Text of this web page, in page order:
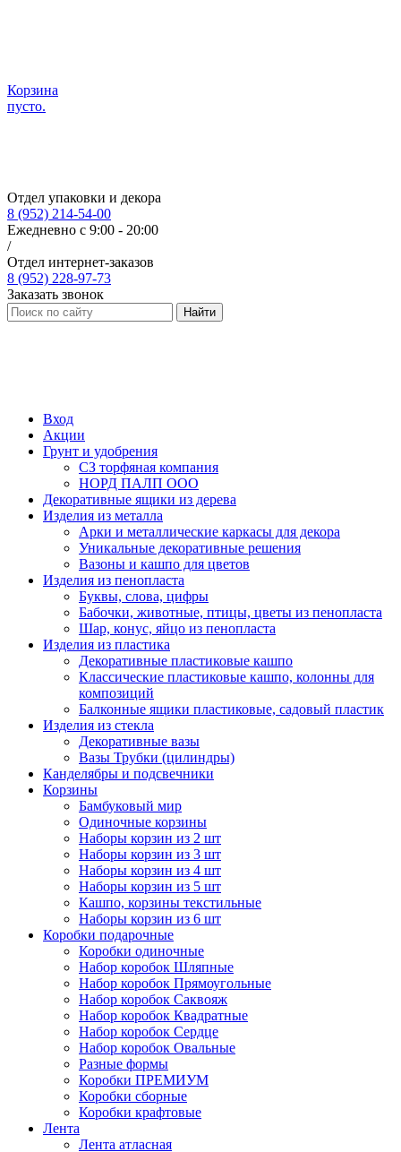
Корзина
пусто.
Отдел упаковки и декора
8 (952) 214-54-00
Ежедневно с 9:00 - 20:00
/
Отдел интернет-заказов
8 (952) 228-97-73
Заказать звонок
Найти
Вход
Акции
Грунт и удобрения
СЗ торфяная компания
НОРД ПАЛП ООО
Декоративные ящики из дерева
Изделия из металла
Арки и металлические каркасы для декора
Уникальные декоративные решения
Вазоны и кашпо для цветов
Изделия из пенопласта
Буквы, слова, цифры
Бабочки, животные, птицы, цветы из пенопласта
Шар, конус, яйцо из пенопласта
Изделия из пластика
Декоративные пластиковые кашпо
Классические пластиковые кашпо, колонны для
композиций
Балконные ящики пластиковые, садовый пластик
Изделия из стекла
Декоративные вазы
Вазы Трубки (цилиндры)
Канделябры и подсвечники
Корзины
Бамбуковый мир
Одиночные корзины
Наборы корзин из 2 шт
Наборы корзин из 3 шт
Наборы корзин из 4 шт
Наборы корзин из 5 шт
Кашпо, корзины текстильные
Наборы корзин из 6 шт
Коробки подарочные
Коробки одиночные
Набор коробок Шляпные
Набор коробок Прямоугольные
Набор коробок Саквояж
Набор коробок Квадратные
Набор коробок Сердце
Набор коробок Овальные
Разные формы
Коробки ПРЕМИУМ
Коробки сборные
Коробки крафтовые
Лента
Лента атласная